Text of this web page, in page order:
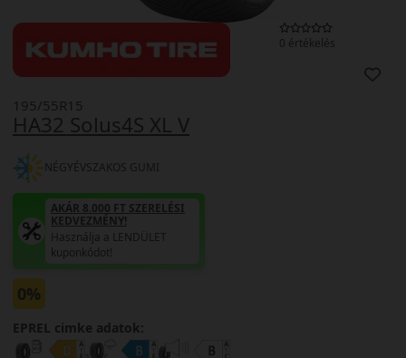
0 értékelés
HA32 Solus4S XL V
195/55R15
NÉGYÉVSZAKOS GUMI
AKÁR 8.000 FT SZERELÉSI
KEDVEZMÉNY!
Használja a LENDÜLET
kuponkódot!
0%
EPREL cimke adatok: